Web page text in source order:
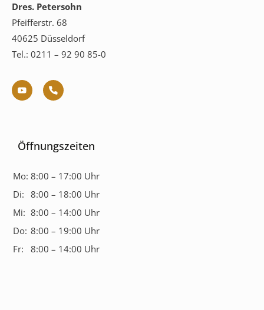
Dres. Petersohn
Pfeifferstr. 68
40625 Düsseldorf
Tel.: 0211 – 92 90 85-0
Öffnungszeiten
Mo: 8:00 – 17:00 Uhr
Di: 8:00 – 18:00 Uhr
Mi: 8:00 – 14:00 Uhr
Do: 8:00 – 19:00 Uhr
Fr:
8:00 – 14:00 Uhr